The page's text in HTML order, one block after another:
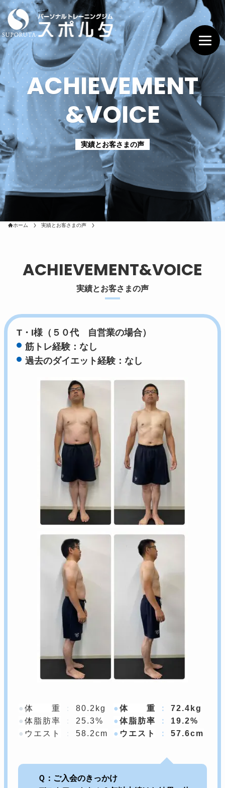
ACHIEVEMENT
&VOICE
実績とお客さまの声
ホーム 実績とお客さまの声
ACHIEVEMENT&VOICE
実績とお客さまの声
T・I様（５０代 自営業の場合）
筋トレ経験：なし
過去のダイエット経験：なし
体 重 ：
80.2kg
体脂肪率
：
25.3%
ウエスト
： 58.2cm
体 重 ：
72.4kg
体脂肪率
：
19.2%
ウエスト
： 57.6cm
Ｑ：ご入会のきっかけ